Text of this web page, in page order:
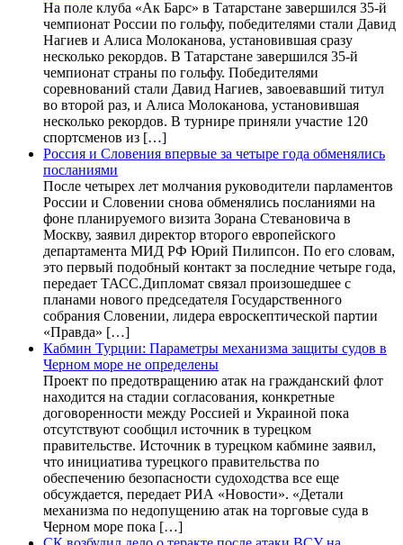
На поле клуба «Ак Барс» в Татарстане завершился 35-й
чемпионат России по гольфу, победителями стали Давид
Нагиев и Алиса Молоканова, установившая сразу
несколько рекордов. В Татарстане завершился 35-й
чемпионат страны по гольфу. Победителями
соревнований стали Давид Нагиев, завоевавший титул
во второй раз, и Алиса Молоканова, установившая
несколько рекордов. В турнире приняли участие 120
спортсменов из […]
Россия и Словения впервые за четыре года обменялись
посланиями
После четырех лет молчания руководители парламентов
России и Словении снова обменялись посланиями на
фоне планируемого визита Зорана Стевановича в
Москву, заявил директор второго европейского
департамента МИД РФ Юрий Пилипсон. По его словам,
это первый подобный контакт за последние четыре года,
передает ТАСС.Дипломат связал произошедшее с
планами нового председателя Государственного
собрания Словении, лидера евроскептической партии
«Правда» […]
Кабмин Турции: Параметры механизма защиты судов в
Черном море не определены
Проект по предотвращению атак на гражданский флот
находится на стадии согласования, конкретные
договоренности между Россией и Украиной пока
отсутствуют сообщил источник в турецком
правительстве. Источник в турецком кабмине заявил,
что инициатива турецкого правительства по
обеспечению безопасности судоходства все еще
обсуждается, передает РИА «Новости». «Детали
механизма по недопущению атак на торговые суда в
Черном море пока […]